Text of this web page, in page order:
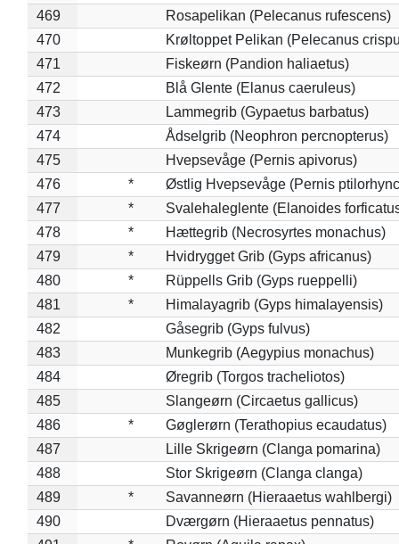
469
Rosapelikan (Pelecanus rufescens)
470
Krøltoppet Pelikan (Pelecanus
471
Fiskeørn (Pandion haliaetus)
472
Blå Glente (Elanus caeruleus)
473
Lammegrib (Gypaetus barbatus)
474
Ådselgrib (Neophron percnopterus)
475
Hvepsevåge (Pernis apivorus)
476
*
Østlig Hvepsevåge (Pernis
477
*
Svalehaleglente (Elanoides
478
*
Hættegrib (Necrosyrtes monachus)
479
*
Hvidrygget Grib (Gyps africanus)
480
*
Rüppells Grib (Gyps rueppelli)
481
*
Himalayagrib (Gyps himalayensis)
482
Gåsegrib (Gyps fulvus)
483
Munkegrib (Aegypius monachus)
484
Øregrib (Torgos tracheliotos)
485
Slangeørn (Circaetus gallicus)
486
*
Gøglerørn (Terathopius ecaudatus)
487
Lille Skrigeørn (Clanga pomarina)
488
Stor Skrigeørn (Clanga clanga)
489
*
Savanneørn (Hieraaetus wahlbergi)
490
Dværgørn (Hieraaetus pennatus)